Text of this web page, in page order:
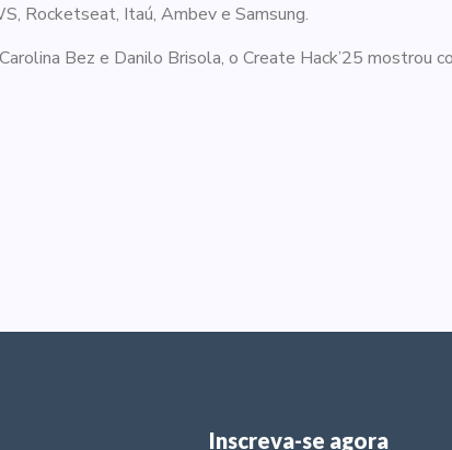
Rocketseat, Itaú, Ambev e Samsung.
Bez e Danilo Brisola, o Create Hack’25 mostrou
Inscreva-se agora